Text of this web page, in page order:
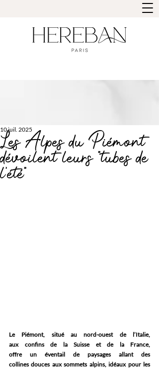
Les Alpes du Piémont
dévoilent leurs “tubes de
l’été”
10 juil. 2025
Le Piémont, situé au nord-ouest de l’Italie,
aux confins de la Suisse et de la France,
offre un éventail de paysages allant des
collines douces aux sommets alpins, idéaux pour les